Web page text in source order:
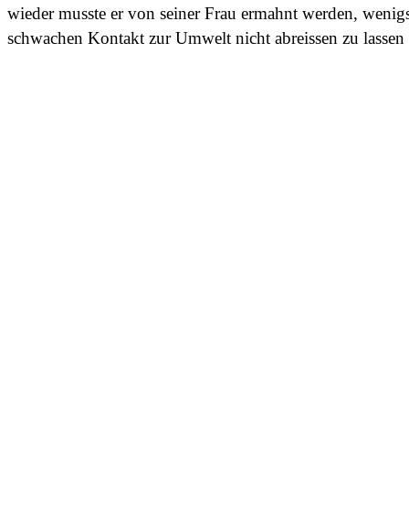
wieder musste er von seiner Frau ermahnt werden,
schwachen Kontakt zur Umwelt nicht abreissen zu